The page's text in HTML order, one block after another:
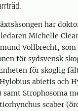
har
Michelle
Vollbrecht,
för sydsvensk
för skoglig
abietis och
samt Strophosoma
scaber